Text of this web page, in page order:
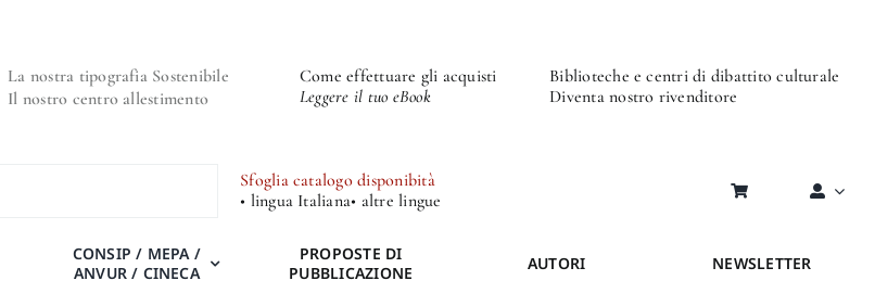
La nostra tipografia Sostenibile
Il nostro centro allestimento
Come effettuare gli acquisti
Leggere il tuo eBook
Biblioteche e centri di dibattito culturale
Diventa nostro rivenditore
Sfoglia catalogo disponibità
• lingua Italiana• altre lingue
CONSIP / MEPA /
ANVUR / CINECA
PROPOSTE DI
PUBBLICAZIONE
AUTORI NEWSLETTER